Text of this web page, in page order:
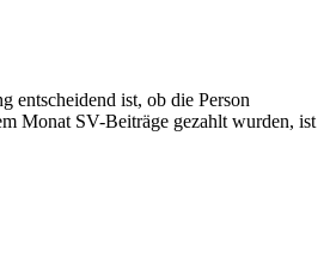
entscheidend ist, ob die Person
Monat SV-Beiträge gezahlt wurden, ist